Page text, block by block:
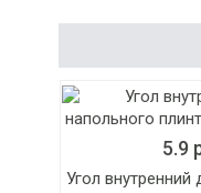
5.9
Угол внутренний